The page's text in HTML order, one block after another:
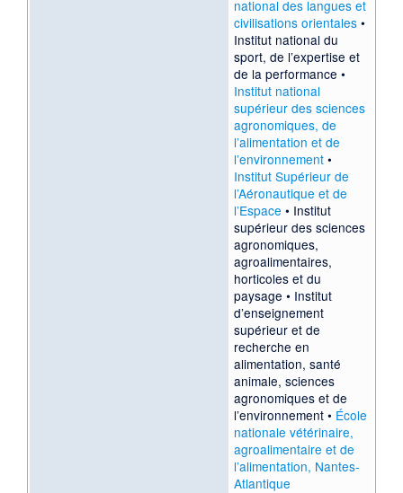
national des langues et
civilisations orientales•
Institut national du
sport, de l’expertise et
de la performance •
Institut national
supérieur des sciences
agronomiques, de
l’alimentation et de
l’environnement•
Institut Supérieur de
l’Aéronautique et de
l’Espace • Institut
supérieur des sciences
agronomiques,
agroalimentaires,
horticoles et du
paysage • Institut
d’enseignement
supérieur et de
recherche en
alimentation, santé
animale, sciences
agronomiques et de
l’environnement• École
nationale vétérinaire,
agroalimentaire et de
l’alimentation, Nantes-
Atlantique